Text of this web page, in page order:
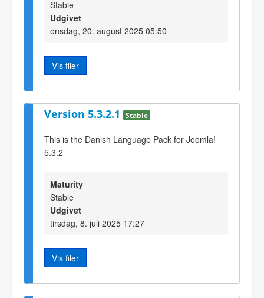
Stable
Udgivet
onsdag, 20. august 2025 05:50
Vis filer
Version 5.3.2.1 Stable
This is the Danish Language Pack for Joomla!
5.3.2
Maturity
Stable
Udgivet
tirsdag, 8. juli 2025 17:27
Vis filer